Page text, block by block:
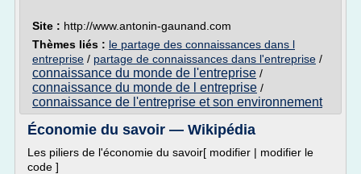
Site : http://www.antonin-gaunand.com
Thèmes liés : le partage des connaissances dans l
entreprise / partage de connaissances dans l'entreprise /
connaissance du monde de l'entreprise /
connaissance du monde de l entreprise /
connaissance de l'entreprise et son environnement
Économie du savoir — Wikipédia
Les piliers de l'économie du savoir[ modifier | modifier le
code ]